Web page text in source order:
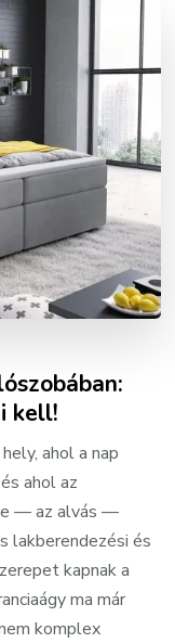
kell!
ahol a nap
ahol az
— az alvás —
lakberendezési és
kapnak a
ma már
komplex